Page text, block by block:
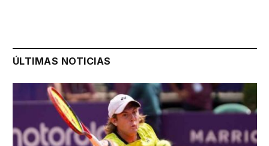
ÚLTIMAS NOTICIAS